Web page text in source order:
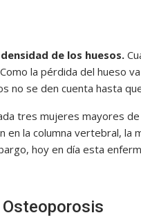
de los huesos.
la pérdida del hueso
no se den cuenta hasta
tres mujeres mayores
la columna vertebral, la
hoy en día esta